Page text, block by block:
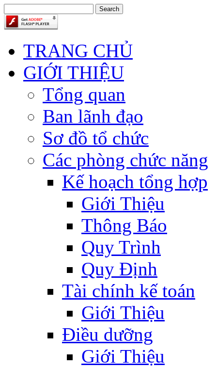
TRANG CHỦ
GIỚI THIỆU
Tổng quan
Ban lãnh đạo
Sơ đồ tổ chức
Các phòng chức năng
Kế hoạch tổng hợp
Giới Thiệu
Thông Báo
Quy Trình
Quy Định
Tài chính kế toán
Giới Thiệu
Điều dưỡng
Giới Thiệu